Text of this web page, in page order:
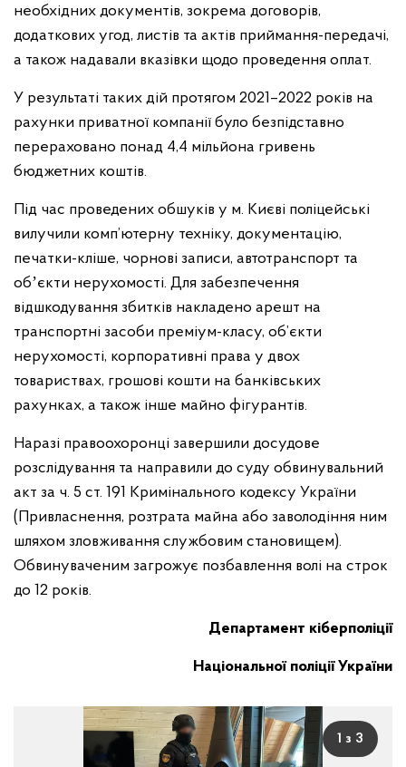
необхідних документів, зокрема договорів,
додаткових угод, листів та актів приймання-передачі,
а також надавали вказівки щодо проведення оплат.
У результаті таких дій протягом 2021–2022 років на
рахунки приватної компанії було безпідставно
перераховано понад 4,4 мільйона гривень
бюджетних коштів.
Під час проведених обшуків у м. Києві поліцейські
вилучили комп’ютерну техніку, документацію,
печатки-кліше, чорнові записи, автотранспорт та
обʼєкти нерухомості. Для забезпечення
відшкодування збитків накладено арешт на
транспортні засоби преміум-класу, об’єкти
нерухомості, корпоративні права у двох
товариствах, грошові кошти на банківських
рахунках, а також інше майно фігурантів.
Наразі правоохоронці завершили досудове
розслідування та направили до суду обвинувальний
акт за ч. 5 ст. 191 Кримінального кодексу України
(Привласнення, розтрата майна або заволодіння ним
шляхом зловживання службовим становищем).
Обвинуваченим загрожує позбавлення волі на строк
до 12 років.
Департамент кіберполіції
Національної поліції України
1 з 3